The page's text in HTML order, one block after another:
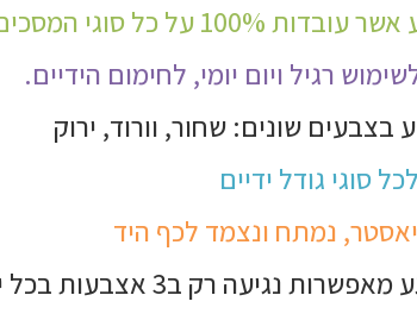
על כל סוגי המסכים
רגיל ויום יומי, לחימום הידיים.
שונים: שחור, וורוד, ירוק
סוגי גודל ידיים
נמתח ונצמד לכף היד
רק ב3 אצבעות בכל יד, ולא בכל הידיים.